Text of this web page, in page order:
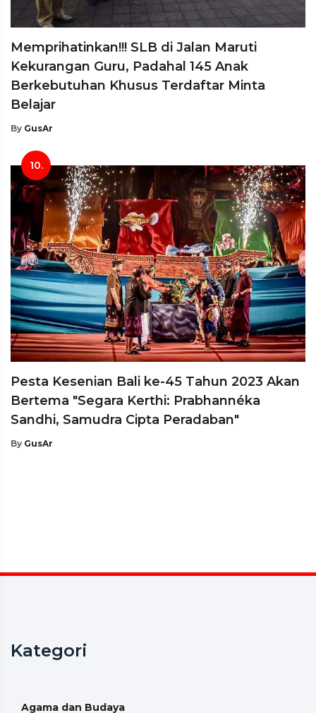
Memprihatinkan!!! SLB di Jalan Maruti
Kekurangan Guru, Padahal 145 Anak
Berkebutuhan Khusus Terdaftar Minta
Belajar
By GusAr
10.
Pesta Kesenian Bali ke-45 Tahun 2023 Akan
Bertema "Segara Kerthi: Prabhannéka
Sandhi, Samudra Cipta Peradaban"
By GusAr
Kategori
Agama dan Budaya